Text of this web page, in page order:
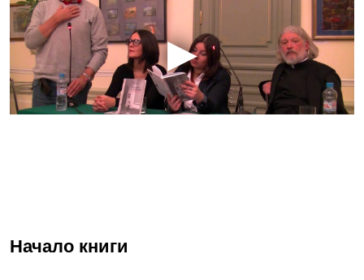
Начало книги